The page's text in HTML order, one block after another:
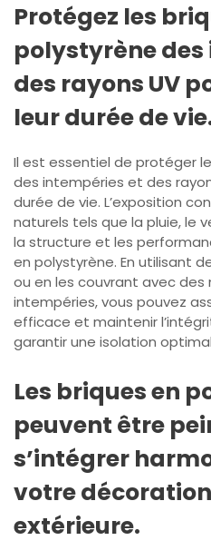
Protégez les
polystyrène
des rayons UV
leur durée de
Il est essentiel de protéger
des intempéries et des
durée de vie. L’exposition
naturels tels que la pluie, le
la structure et les
en polystyrène. En utilisant
ou en les couvrant avec
intempéries, vous pouvez
efficace et maintenir
garantir une isolation
Les briques en
peuvent être
s’intégrer
votre
extérieure.